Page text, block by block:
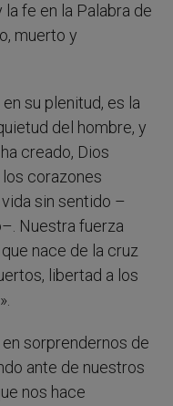
fe en la Palabra de
muerto y
su plenitud, es la
del hombre, y
creado, Dios
corazones
sin sentido –
Nuestra fuerza
nace de la cruz
libertad a los
sorprendernos de
ante de nuestros
nos hace